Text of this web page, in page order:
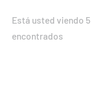
Está usted viendo
encontrados